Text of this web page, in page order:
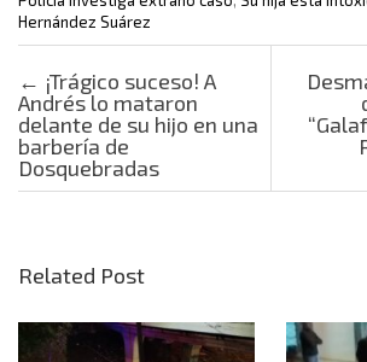
Hernández Suárez
Post navigation
← ¡Trágico suceso! A
Andrés lo mataron
delante de su hijo en una
barbería de
Dosquebradas
Related Post